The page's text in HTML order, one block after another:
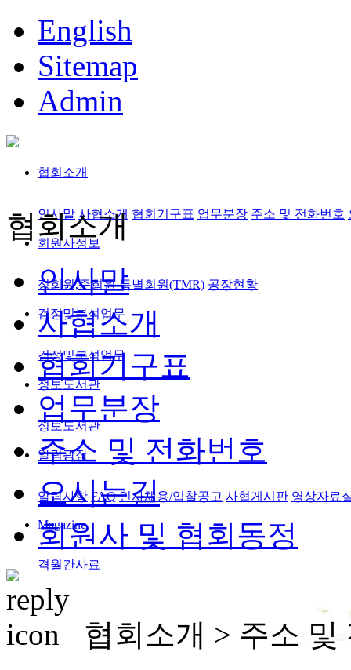
English
Sitemap
Admin
협회소개
인사말 사협소개 협회기구표 업무분장 주소 및 전화번호
회원사정보
정회원,준회원 특별회원(TMR) 공장현황
검정및분석업무
검정및분석업무
정보도서관
정보도서관
알림광장
알림사항 FAQ 인사채용/입찰공고 사협게시판 영상자료
Magazine
격월간사료
협회소개
인사말
사협소개
협회기구표
업무분장
주소 및 전화번호
오시는길
회원사 및 협회동정
협회소개 > 주소 및